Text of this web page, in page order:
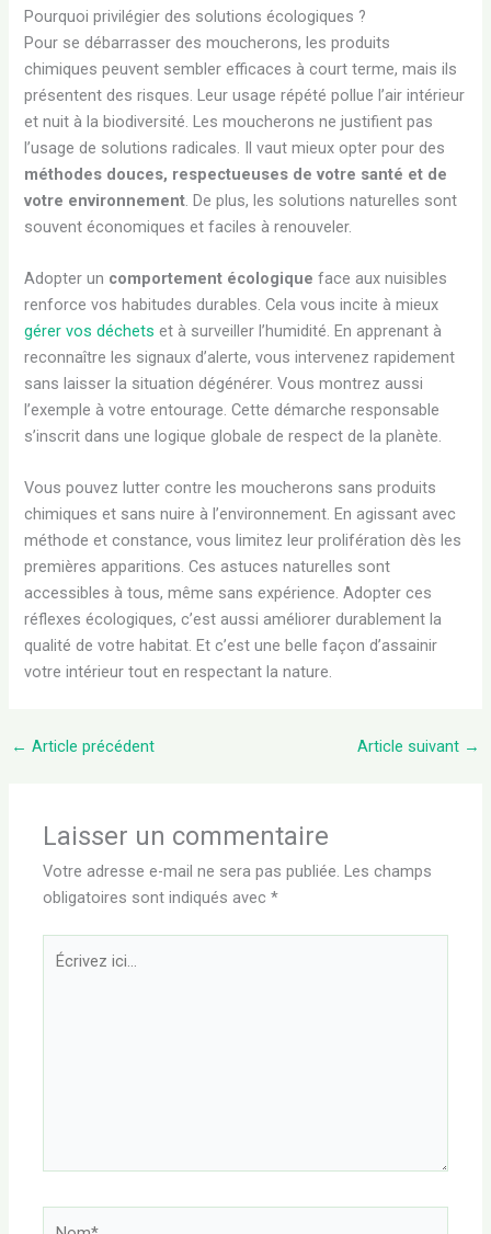
Pourquoi privilégier des solutions écologiques ?
Pour se débarrasser des moucherons, les produits
chimiques peuvent sembler efficaces à court terme, mais ils
présentent des risques. Leur usage répété pollue l’air intérieur
et nuit à la biodiversité. Les moucherons ne justifient pas
l’usage de solutions radicales. Il vaut mieux opter pour des
méthodes douces, respectueuses de votre santé et de
votre environnement . De plus, les solutions naturelles sont
souvent économiques et faciles à renouveler.
Adopter un comportement écologique face aux nuisibles
renforce vos habitudes durables. Cela vous incite à mieux
gérer vos déchets et à surveiller l’humidité. En apprenant à
reconnaître les signaux d’alerte, vous intervenez rapidement
sans laisser la situation dégénérer. Vous montrez aussi
l’exemple à votre entourage. Cette démarche responsable
s’inscrit dans une logique globale de respect de la planète.
Vous pouvez lutter contre les moucherons sans produits
chimiques et sans nuire à l’environnement. En agissant avec
méthode et constance, vous limitez leur prolifération dès les
premières apparitions. Ces astuces naturelles sont
accessibles à tous, même sans expérience. Adopter ces
réflexes écologiques, c’est aussi améliorer durablement la
qualité de votre habitat. Et c’est une belle façon d’assainir
votre intérieur tout en respectant la nature.
← Article précédent Article suivant →
Laisser un commentaire
Votre adresse e-mail ne sera pas publiée. Les champs
obligatoires sont indiqués avec*
Écrivez
ici…